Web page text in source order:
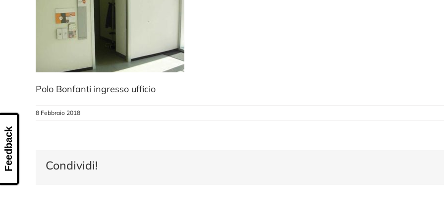
Polo Bonfanti ingresso ufficio
8 Febbraio 2018
Condividi!
Feedback